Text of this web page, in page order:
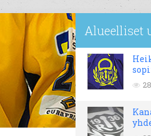
Alueelliset